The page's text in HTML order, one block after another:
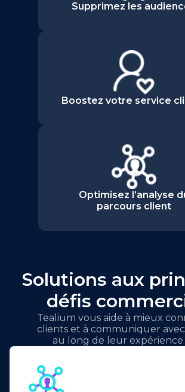
Supprimez les
Boostez votre service
Optimisez l’analyse
parcours client
Solutions aux
défis
Tealium vous aide à mieux
clients et à communiquer
au long de leur expérience